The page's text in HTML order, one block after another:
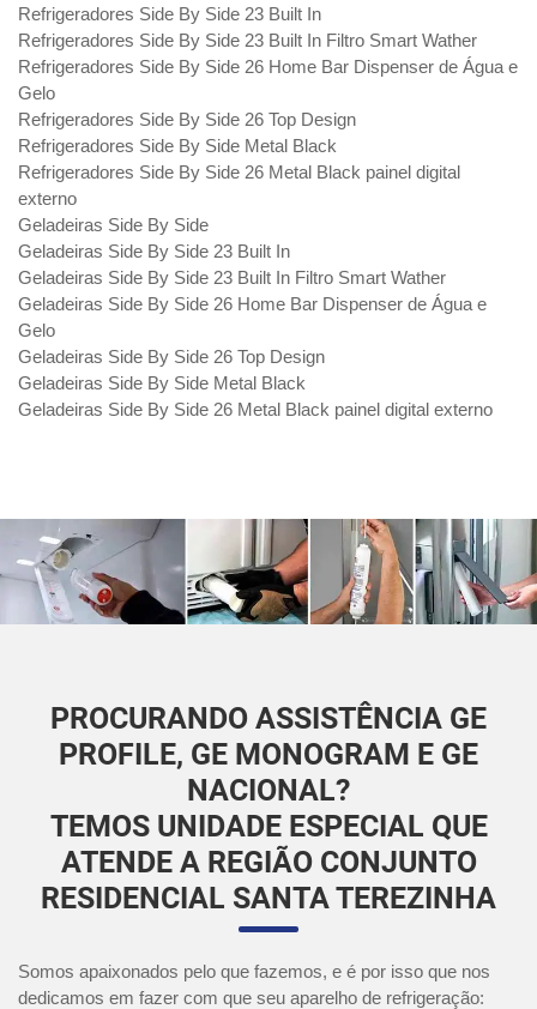
Refrigeradores Side By Side 23 Built In
Refrigeradores Side By Side 23 Built In Filtro Smart Wather
Refrigeradores Side By Side 26 Home Bar Dispenser de Água e
Gelo
Refrigeradores Side By Side 26 Top Design
Refrigeradores Side By Side Metal Black
Refrigeradores Side By Side 26 Metal Black painel digital
externo
Geladeiras Side By Side
Geladeiras Side By Side 23 Built In
Geladeiras Side By Side 23 Built In Filtro Smart Wather
Geladeiras Side By Side 26 Home Bar Dispenser de Água e
Gelo
Geladeiras Side By Side 26 Top Design
Geladeiras Side By Side Metal Black
Geladeiras Side By Side 26 Metal Black painel digital externo
PROCURANDO ASSISTÊNCIA GE
PROFILE, GE MONOGRAM E GE
NACIONAL?
TEMOS UNIDADE ESPECIAL QUE
ATENDE A REGIÃO CONJUNTO
RESIDENCIAL SANTA TEREZINHA
Somos apaixonados pelo que fazemos, e é por isso que nos
dedicamos em fazer com que seu aparelho de refrigeração: